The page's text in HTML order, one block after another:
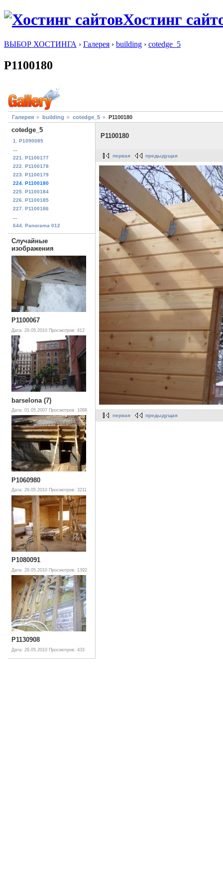
Хостинг
ВЫБОР ХОСТИНГА › Галерея › building › cotedge_5
P1100180
Галерея building cotedge_5 P1100180
cotedge_5
1. P1090085
...
221. P1100177
222. P1100178
223. P1100179
224. P1100180
225. P1100184
226. P1100185
227. P1100186
...
644. Panorama 012
Случайные
изображения
P1100067
Дата: 29.05.2010 Просмотров: 412
barselona (7)
Дата: 01.05.2007 Просмотров: 1088
P1060980
Дата: 29.05.2010 Просмотров: 3211
P1080091
Дата: 29.05.2010 Просмотров: 1392
P1130908
Дата: 29.05.2010 Просмотров: 433
P1100180
первая предыдущая
первая предыдущая